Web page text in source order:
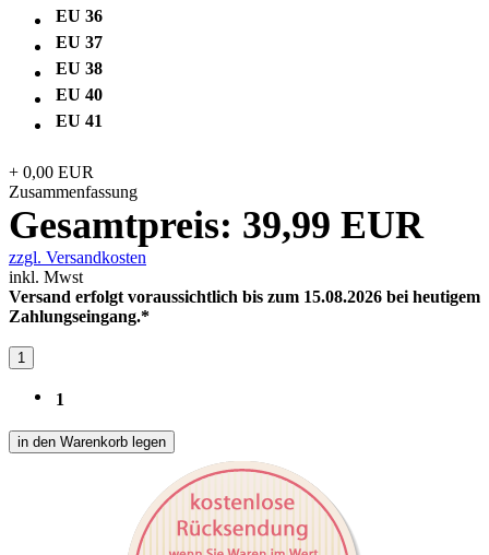
EU 36
EU 37
EU 38
EU 40
EU 41
+ 0,00 EUR
Zusammenfassung
Gesamtpreis: 39,99 EUR
zzgl. Versandkosten
inkl. Mwst
Versand erfolgt voraussichtlich bis zum 15.08.2026 bei heutigem
Zahlungseingang.*
1
1
in den Warenkorb legen